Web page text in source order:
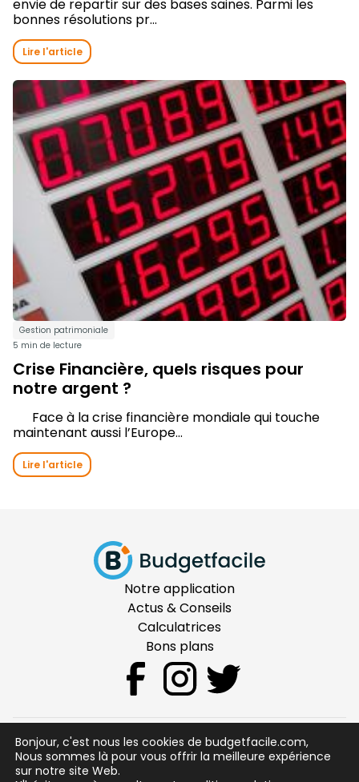
envie de repartir sur des bases saines. Parmi les
bonnes résolutions pr...
Lire l'article
Gestion patrimoniale
5 min de lecture
Crise Financière, quels risques pour
notre argent ?
Face à la crise financière mondiale qui touche
maintenant aussi l’Europe...
Lire l'article
Notre application
Actus & Conseils
Calculatrices
Bons plans
CGU
Mentions Légales
Bonjour, c'est nous les cookies de budgetfacile.com,
Nous sommes là pour vous offrir la meilleure expérience
sur notre site Web.